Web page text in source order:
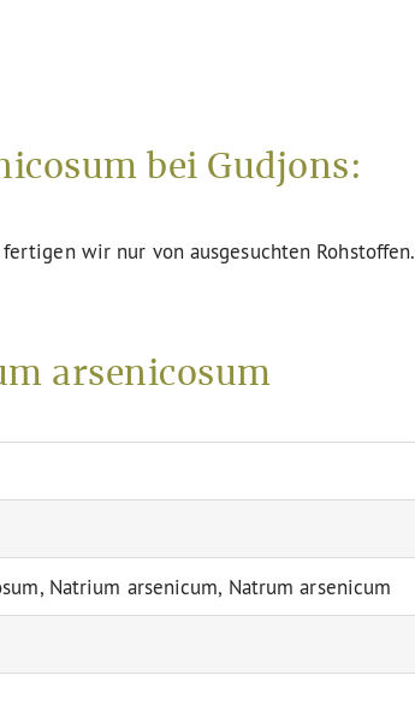
bei Gudjons:
wir nur von ausgesuchten Rohstoffen.
arsenicosum
Natrium arsenicum, Natrum arsenicum